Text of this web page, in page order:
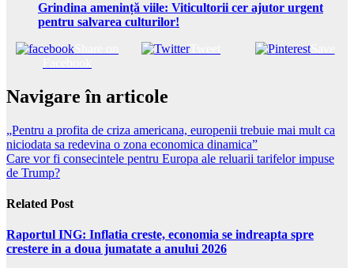
Grindina amenință viile: Viticultorii cer ajutor urgent
pentru salvarea culturilor!
Tweet Save
Navigare în articole
„Pentru a profita de criza americana, europenii trebuie mai mult ca
niciodata sa redevina o zona economica dinamica”
Care vor fi consecintele pentru Europa ale reluarii tarifelor impuse
de Trump?
Related Post
Raportul ING: Inflatia creste, economia se indreapta spre
crestere in a doua jumatate a anului 2026